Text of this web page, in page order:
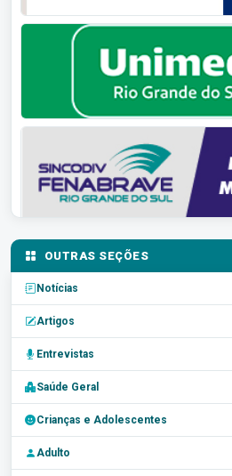
OUTRAS SEÇÕES
Notícias
Artigos
Entrevistas
Saúde Geral
Crianças e Adolescentes
Adulto